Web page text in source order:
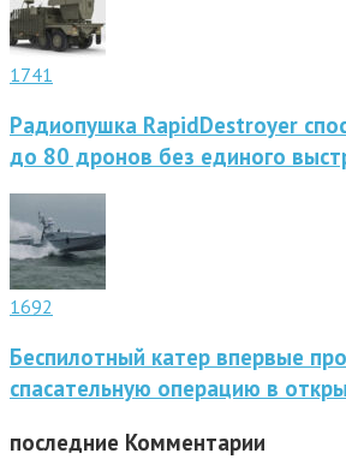
1741
Радиопушка RapidDestroyer
до 80 дронов без единого
1692
Беспилотный катер впервые
спасательную операцию в
последние Комментарии